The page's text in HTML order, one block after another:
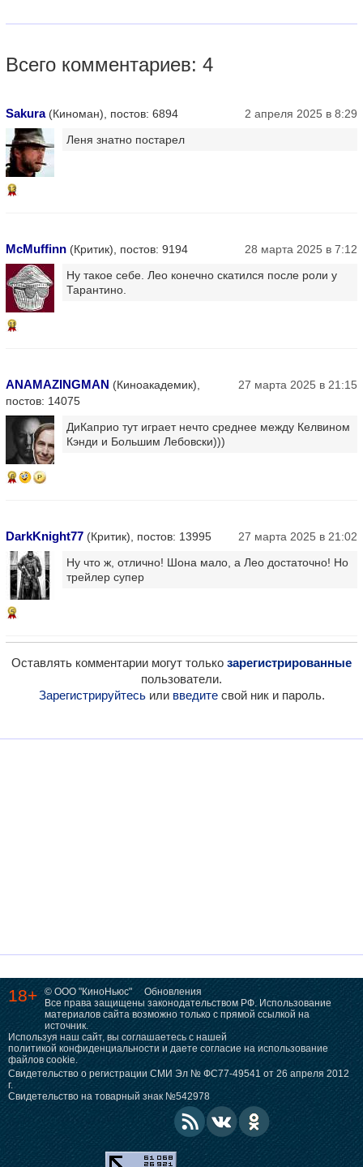
Всего комментариев: 4
Sakura(Киноман), постов: 6894 2 апреля 2025 в 8:29
13
Леня знатно постарел
McMuffinn (Критик), постов: 9194 28 марта 2025 в 7:12
11
Ну такое себе. Лео конечно скатился после роли у
Тарантино.
ANAMAZINGMAN (Киноакадемик),
постов: 14075
27 марта 2025 в 21:15
6
ДиКаприо тут играет нечто среднее между Келвином
Кэнди и Большим Лебовски)))
DarkKnight77 (Критик), постов: 13995 27 марта 2025 в 21:02
5
Ну что ж, отлично! Шона мало, а Лео достаточно! Но
трейлер супер
Оставлять комментарии могут только зарегистрированные
пользователи.
Зарегистрируйтесьили введитесвой ник и пароль.
18+ © ООО "КиноНьюс"
Обновления
Все права защищены законодательством РФ. Использование
материалов сайта возможно только с прямой ссылкой на
источник.
Используя наш сайт, вы соглашаетесь с нашей
политикой конфиденциальности и даете согласие на использование
файлов cookie.
Свидетельство о регистрации СМИ Эл № ФС77-49541 от 26 апреля 2012
г.
Свидетельство на товарный знак №542978